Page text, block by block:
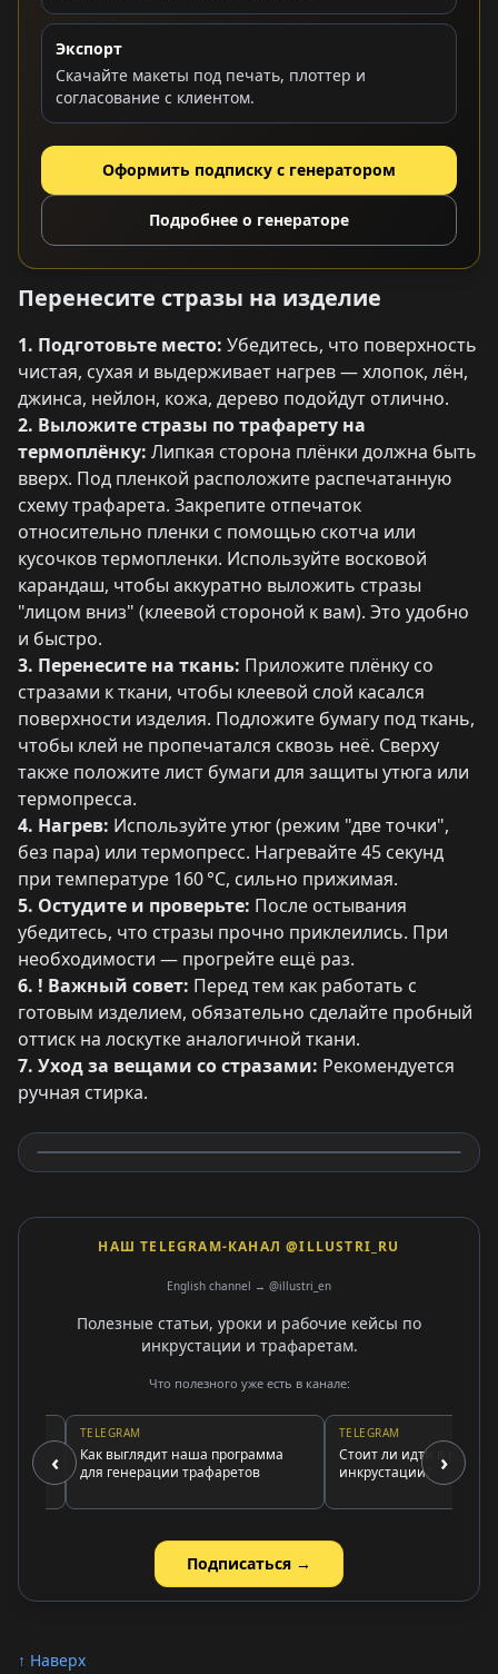
Экспорт
Скачайте макеты под печать, плоттер и
согласование с клиентом.
Оформить подписку с генератором
Подробнее о генераторе
Перенесите стразы на изделие
1. Подготовьте место: Убедитесь, что поверхность
чистая, сухая и выдерживает нагрев — хлопок, лён,
джинса, нейлон, кожа, дерево подойдут отлично.
2. Выложите стразы по трафарету на
термоплёнку: Липкая сторона плёнки должна быть
вверх. Под пленкой расположите распечатанную
схему трафарета. Закрепите отпечаток
относительно пленки с помощью скотча или
кусочков термопленки. Используйте восковой
карандаш, чтобы аккуратно выложить стразы
"лицом вниз" (клеевой стороной к вам). Это удобно
и быстро.
3. Перенесите на ткань: Приложите плёнку со
стразами к ткани, чтобы клеевой слой касался
поверхности изделия. Подложите бумагу под ткань,
чтобы клей не пропечатался сквозь неё. Сверху
также положите лист бумаги для защиты утюга или
термопресса.
4. Нагрев: Используйте утюг (режим "две точки",
без пара) или термопресс. Нагревайте 45 секунд
при температуре 160 °C, сильно прижимая.
5. Остудите и проверьте: После остывания
убедитесь, что стразы прочно приклеились. При
необходимости — прогрейте ещё раз.
6. ! Важный совет: Перед тем как работать с
готовым изделием, обязательно сделайте пробный
оттиск на лоскутке аналогичной ткани.
7. Уход за вещами со стразами: Рекомендуется
ручная стирка.
НАШ TELEGRAM-КАНАЛ @ILLUSTRI_RU
English channel → @illustri_en
Полезные статьи, уроки и рабочие кейсы по
инкрустации и трафаретам.
Что полезного уже есть в канале:
‹
TELEGRAM
Как выглядит наша программа
для генерации трафаретов
TELEGRAM
Стоит ли идти в школу
инкрустации?
›
Подписаться →
↑ Наверх